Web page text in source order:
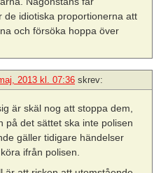
de idiotiska proportionerna att
och försöka hoppa över
2013 kl. 07:36 skrev:
är skäl nog att stoppa dem,
på det sättet ska inte polisen
gäller tidigare händelser
ifrån polisen.